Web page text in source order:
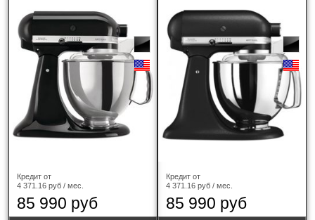
Ручной(5)
Объем
Цвет
Страна-производитель
Кредит от
4 371.16 руб / мес.
85 990 руб
Кредит от
4 371.16 руб / мес.
85 990 руб